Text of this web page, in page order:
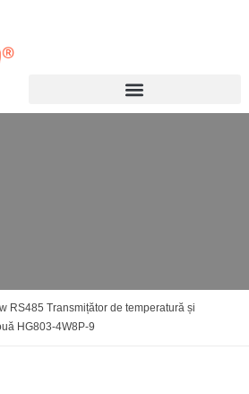
RS485 Transmițător de temperatură și
HG803-4W8P-9